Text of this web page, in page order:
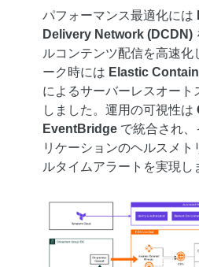
パフォーマンス最適化には
Delivery Network (DCDN)
ルコンテンツ配信を高速化
ーク時には Elastic
によるサーバーレスオート
しました。運用の可視性は
EventBridgeで統合され、
リケーションのヘルスメト
ルタイムアラートを実現し